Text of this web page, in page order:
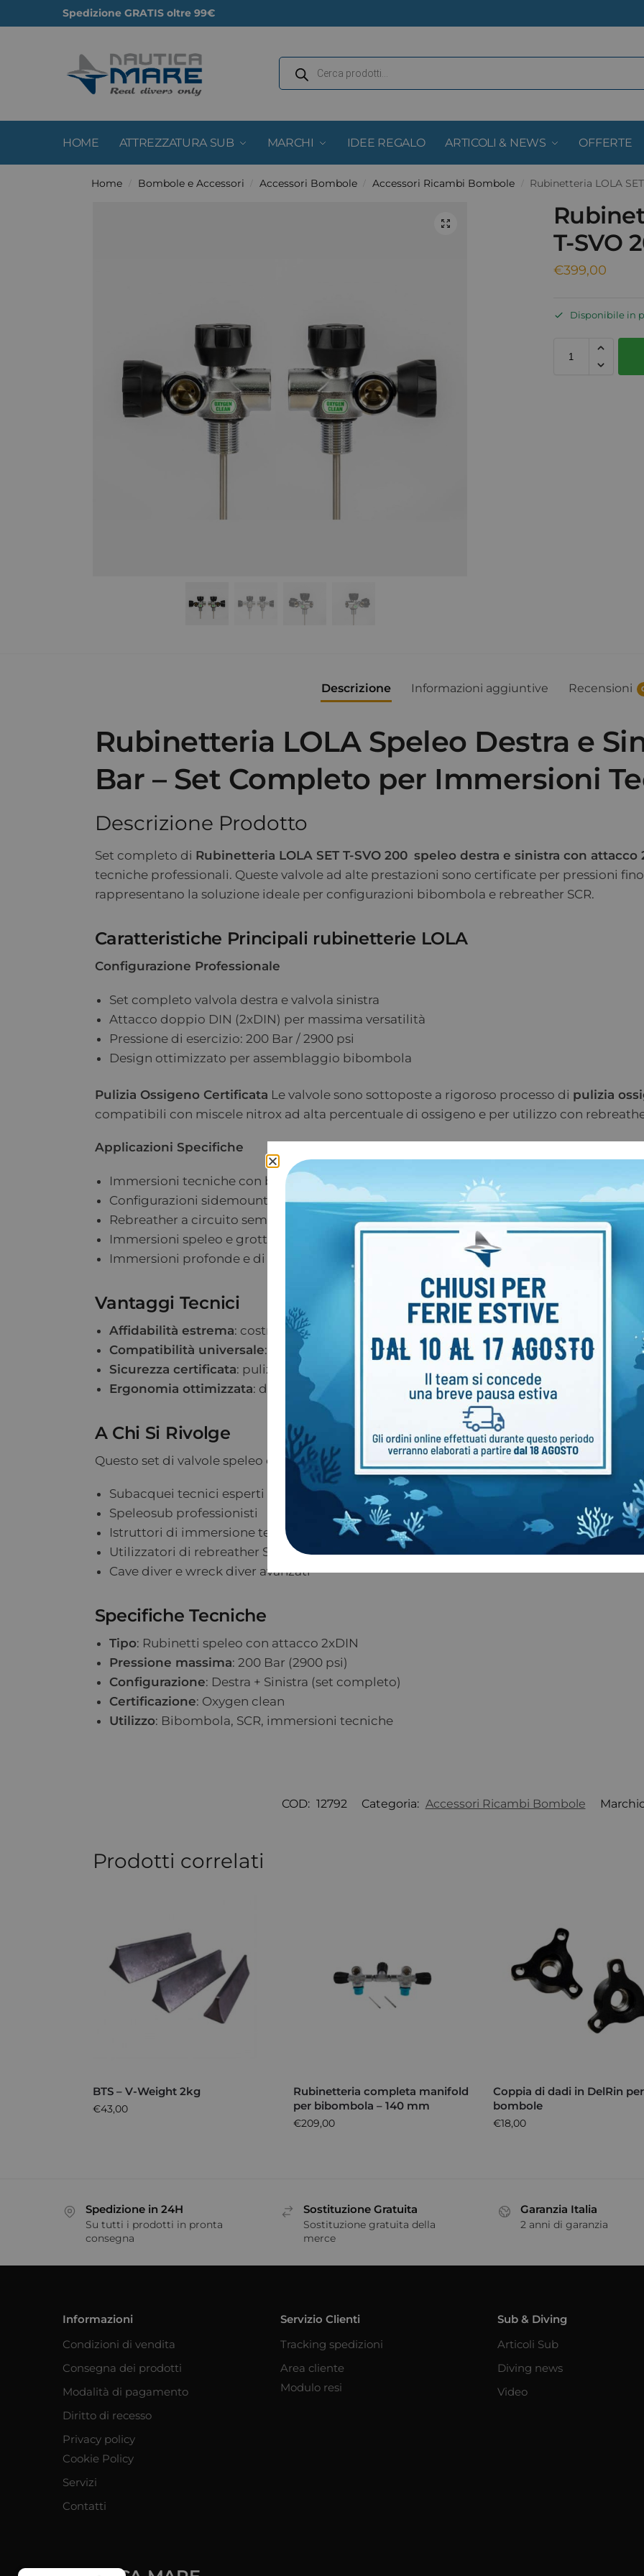
Spedizione GRATIS oltre 99€
HOME ATTREZZATURA SUB MARCHI IDEE REGALO ARTICOLI & NEWS OFFERTE
Home Bombole e Accessori Accessori Bombole Accessori Ricambi Bombole Rubinetteria LOLA
T-SVO
€399,00
Disponibile in
Descrizione Informazioni aggiuntive Recensioni
Rubinetteria LOLA Speleo Destra e
Bar – Set Completo per Immersioni
Descrizione Prodotto
Set completo di Rubinetteria LOLA SET T-SVO 200 speleo destra e sinistra con attacco
tecniche professionali. Queste valvole ad alte prestazioni sono certificate per pressioni
rappresentano la soluzione ideale per configurazioni bibombola e rebreather SCR.
Caratteristiche Principali rubinetterie LOLA
Configurazione Professionale
Set completo valvola destra e valvola sinistra
Attacco doppio DIN (2xDIN) per massima versatilità
Pressione di esercizio: 200 Bar / 2900 psi
Design ottimizzato per assemblaggio bibombola
Pulizia Ossigeno Certificata Le valvole sono sottoposte a rigoroso processo di pulizia
compatibili con miscele nitrox ad alta percentuale di ossigeno e per utilizzo con
Applicazioni Specifiche
Immersioni tecniche con bibombola
Configurazioni sidemount avanzate
Rebreather a circuito semi-chiuso (SCR)
Immersioni speleo e grotta
Immersioni profonde e di penetrazione
Vantaggi Tecnici
Affidabilità estrema: costruzione robusta per condizioni impegnative
Compatibilità universale: attacco 2xDIN standard internazionale
Sicurezza certificata: pulizia ossigeno per miscele fino a 100% O₂
Ergonomia ottimizzata: design studiato per configurazioni tecniche
A Chi Si Rivolge
Questo set di valvole speleo è destinato a:
Subacquei tecnici esperti
Speleosub professionisti
Istruttori di immersione tecnica
Utilizzatori di rebreather SCR
Cave diver e wreck diver avanzati
Specifiche Tecniche
Tipo: Rubinetti speleo con attacco 2xDIN
Pressione massima: 200 Bar (2900 psi)
Configurazione: Destra + Sinistra (set completo)
Certificazione: Oxygen clean
Utilizzo: Bibombola, SCR, immersioni tecniche
COD: 12792 Categoria: Accessori Ricambi Bombole
Prodotti correlati
BTS – V-Weight 2kg
€43,00
Rubinetteria completa manifold
per bibombola – 140 mm
€209,00
Coppia di dadi in DelRin per
bombole
€18,00
Spedizione in 24H
Su tutti i prodotti in pronta
consegna
Sostituzione Gratuita
Sostituzione gratuita della
merce
Garanzia Italia
2 anni di garanzia
Informazioni
Condizioni di vendita
Consegna dei prodotti
Modalità di pagamento
Diritto di recesso
Privacy policy
Cookie Policy
Servizi
Contatti
Servizio Clienti
Tracking spedizioni
Area cliente
Modulo resi
Sub & Diving
Articoli Sub
Diving news
Video